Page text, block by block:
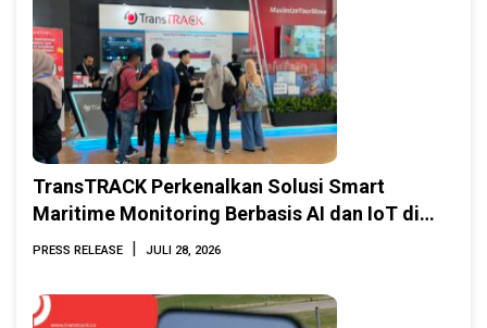
TransTRACK Perkenalkan Solusi Smart
Maritime Monitoring Berbasis AI dan IoT di
INAMARINE 2026
PRESS RELEASE | JULI 28, 2026